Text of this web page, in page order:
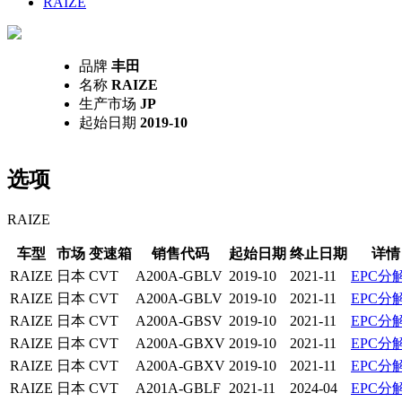
品牌 丰田
名称 RAIZE
生产市场 JP
起始日期 2019-10
选项
RAIZE
车型 市场 变速箱 销售代码 起始日期 终止日期
详情
RAIZE 日本 CVT A200A-GBLV 2019-10 2021-11
EPC分
RAIZE 日本 CVT A200A-GBLV 2019-10 2021-11
EPC分
RAIZE 日本 CVT A200A-GBSV 2019-10 2021-11
EPC分
RAIZE 日本 CVT A200A-GBXV 2019-10 2021-11
EPC分
RAIZE 日本 CVT A200A-GBXV 2019-10 2021-11
EPC分
RAIZE 日本 CVT A201A-GBLF 2021-11 2024-04
EPC分